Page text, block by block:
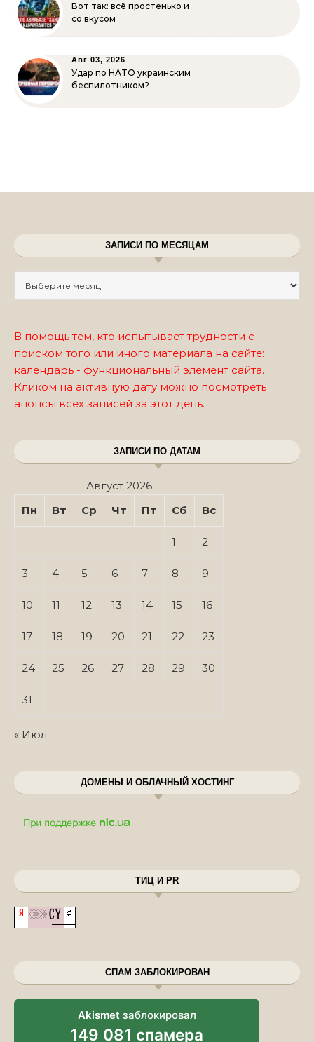
Вот так: всё простенько и
со вкусом
Авг 03, 2026
Удар по НАТО украинским
беспилотником?
ЗАПИСИ ПО МЕСЯЦАМ
В помощь тем, кто испытывает трудности с
поиском того или иного материала на сайте:
календарь - функциональный элемент сайта.
Кликом на активную дату можно посмотреть
анонсы всех записей за этот день.
ЗАПИСИ ПО ДАТАМ
Август 2026
Пн
Вт Ср Чт Пт Сб Вс
1 2
3 4 5 6 7 8 9
10 11 12 13 14 15 16
17 18 19 20 21 22 23
24 25 26 27 28 29 30
31
« Июл
ДОМЕНЫ И ОБЛАЧНЫЙ ХОСТИНГ
ТИЦ И PR
СПАМ ЗАБЛОКИРОВАН
Akismet заблокировал
149 081 спамера